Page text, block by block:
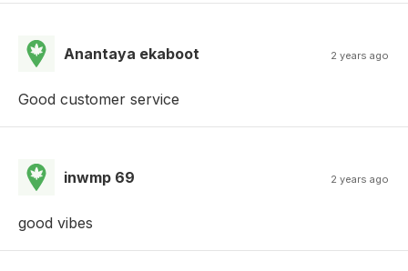
Anantaya ekaboot 2 years ago
Good customer service
inwmp 69 2 years ago
good vibes